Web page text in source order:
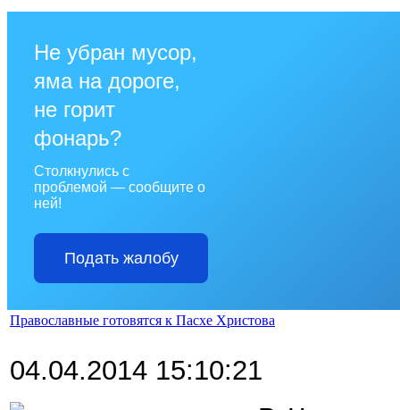
Не убран мусор,
яма на дороге,
не горит
фонарь?
Столкнулись с
проблемой — сообщите о
ней!
Подать жалобу
Православные готовятся к Пасхе Христова
04.04.2014 15:10:21